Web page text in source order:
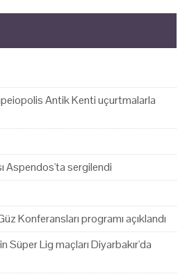
Antik Kenti uçurtmalarla
Aspendos'ta sergilendi
Konferansları programı açıklandı
Süper Lig maçları Diyarbakır'da